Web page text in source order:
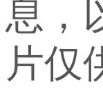
息，
片仅